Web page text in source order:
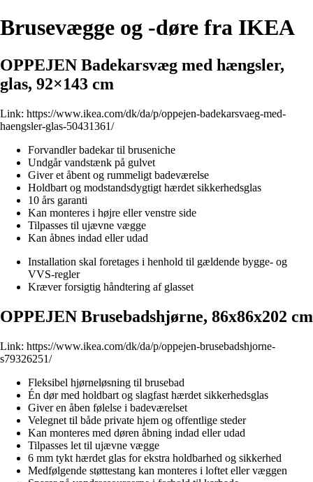
Brusevægge og -døre fra IKEA
OPPEJEN Badekarsvæg med hængsler,
glas, 92×143 cm
Link: https://www.ikea.com/dk/da/p/oppejen-badekarsvaeg-med-
haengsler-glas-50431361/
Forvandler badekar til bruseniche
Undgår vandstænk på gulvet
Giver et åbent og rummeligt badeværelse
Holdbart og modstandsdygtigt hærdet sikkerhedsglas
10 års garanti
Kan monteres i højre eller venstre side
Tilpasses til ujævne vægge
Kan åbnes indad eller udad
Installation skal foretages i henhold til gældende bygge- og
VVS-regler
Kræver forsigtig håndtering af glasset
OPPEJEN Brusebadshjørne, 86x86x202 cm
Link: https://www.ikea.com/dk/da/p/oppejen-brusebadshjorne-
s79326251/
Fleksibel hjørneløsning til brusebad
Én dør med holdbart og slagfast hærdet sikkerhedsglas
Giver en åben følelse i badeværelset
Velegnet til både private hjem og offentlige steder
Kan monteres med døren åbning indad eller udad
Tilpasses let til ujævne vægge
6 mm tykt hærdet glas for ekstra holdbarhed og sikkerhed
Medfølgende støttestang kan monteres i loftet eller væggen